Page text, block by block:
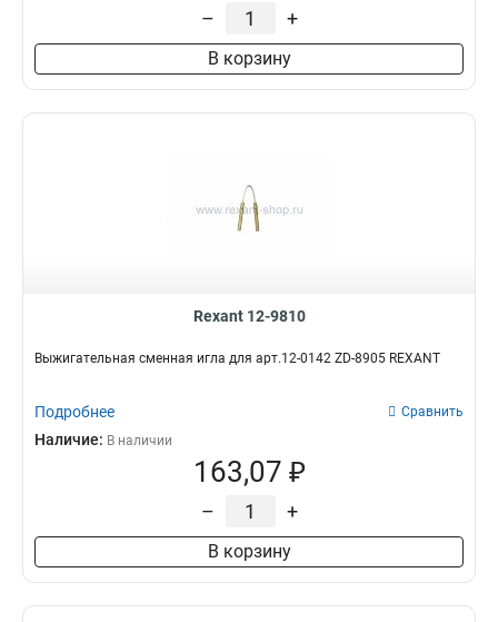
– +
В корзину
Rexant 12-9810
Выжигательная сменная игла для арт.12-0142 ZD-8905 REXANT
Подробнее Сравнить
Наличие: В наличии
163,07 ₽
– +
В корзину